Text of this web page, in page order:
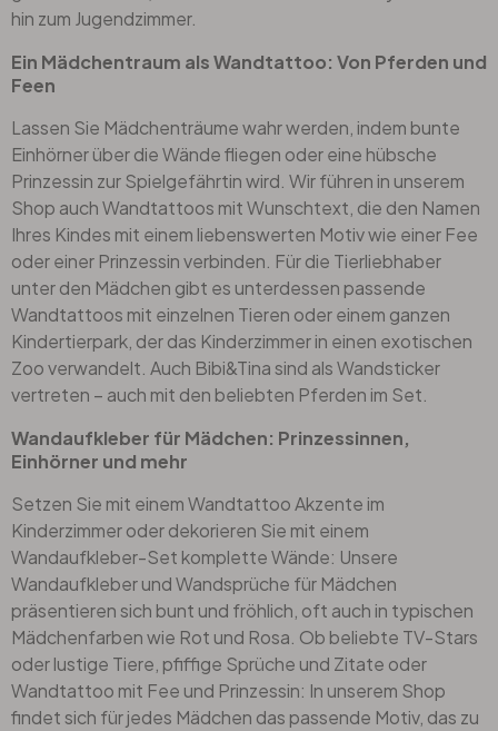
hin zum Jugendzimmer.
Ein Mädchentraum als Wandtattoo: Von Pferden und
Feen
Lassen Sie Mädchenträume wahr werden, indem bunte
Einhörner über die Wände fliegen oder eine hübsche
Prinzessin zur Spielgefährtin wird. Wir führen in unserem
Shop auchWandtattoos mit Wunschtext, die den Namen
Ihres Kindes mit einem liebenswerten Motiv wie einer Fee
oder einer Prinzessin verbinden. Für die Tierliebhaber
unter den Mädchen gibt es unterdessen passende
Wandtattoos mit einzelnen Tieren oder einem ganzen
Kindertierpark, der das Kinderzimmer in einen exotischen
Zoo verwandelt. Auch Bibi&Tinasind als Wandsticker
vertreten – auch mit den beliebten Pferden im Set.
Wandaufkleber für Mädchen: Prinzessinnen,
Einhörner und mehr
Setzen Sie mit einem Wandtattoo Akzente im
Kinderzimmer oder dekorieren Sie mit einem
Wandaufkleber-Set komplette Wände: Unsere
Wandaufkleber und Wandsprüche für Mädchen
präsentieren sich bunt und fröhlich, oft auch in typischen
Mädchenfarben wie Rot und Rosa. Ob beliebte TV-Stars
oder lustige Tiere, pfiffige Sprüche und Zitate oder
Wandtattoo mit Fee und Prinzessin: In unserem Shop
findet sich für jedes Mädchen das passende Motiv, das zu